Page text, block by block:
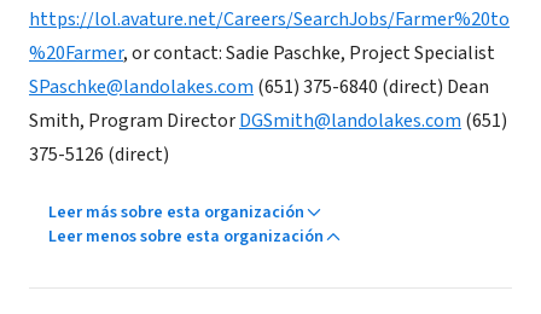
https://lol.avature.net/Careers/SearchJobs/Farmer%20to
%20Farmer, or contact: Sadie Paschke, Project Specialist
SPaschke@landolakes.com (651) 375-6840 (direct) Dean
Smith, Program DirectorDGSmith@landolakes.com (651)
375-5126 (direct)
Leer más sobre esta organización
Leer menos sobre esta organización